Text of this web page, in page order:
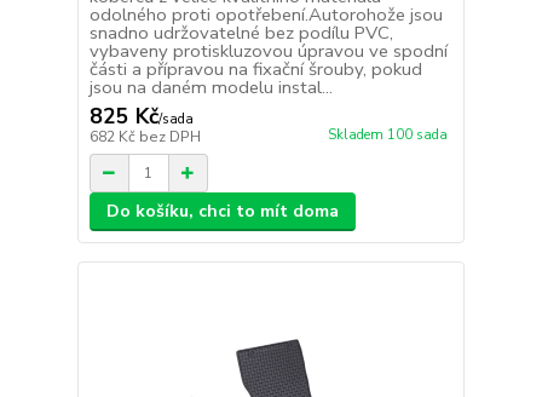
odolného proti opotřebení.Autorohože jsou
snadno udržovatelné bez podílu PVC,
vybaveny protiskluzovou úpravou ve spodní
části a přípravou na fixační šrouby, pokud
jsou na daném modelu instal...
825 Kč/sada
682 Kč bez DPH Skladem 100 sada
Do košíku, chci to mít doma